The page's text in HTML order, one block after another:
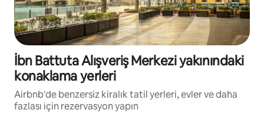
İbn Battuta Alışveriş Merkezi yakınındaki
konaklama yerleri
Airbnb'de benzersiz kiralık tatil yerleri, evler ve daha
fazlası için rezervasyon yapın